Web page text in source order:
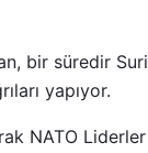
bir süredir
yapıyor.
NATO Liderler